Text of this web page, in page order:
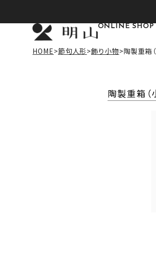
ONLINE SHOP
HOME 節句人形 飾り小物 陶製重箱
陶製重箱（